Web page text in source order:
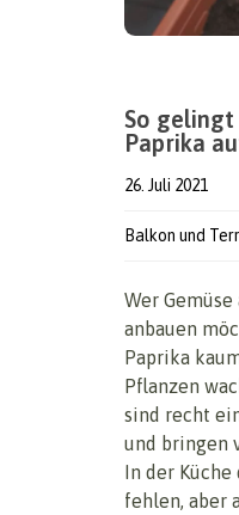
So gelingt
Paprika
26. Juli 2021
Balkon und
Wer
anbauen
Paprika
Pflanzen
sind recht
und bringen
In der
fehlen, aber